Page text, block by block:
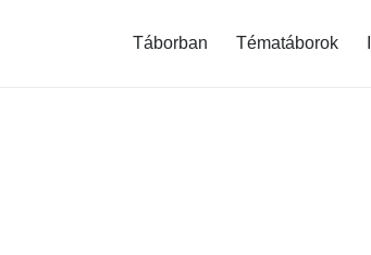
Táborban Tématáborok